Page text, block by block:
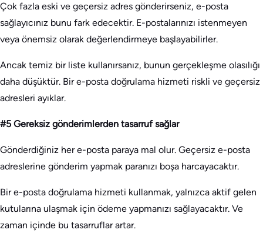
Çok fazla eski ve geçersiz adres gönderirseniz, e-posta
sağlayıcınız bunu fark edecektir. E-postalarınızı istenmeyen
veya önemsiz olarak değerlendirmeye başlayabilirler.
Ancak temiz bir liste kullanırsanız, bunun gerçekleşme olasılığı
daha düşüktür. Bir e-posta doğrulama hizmeti riskli ve geçersiz
adresleri ayıklar.
#5 Gereksiz gönderimlerden tasarruf sağlar
Gönderdiğiniz her e-posta paraya mal olur. Geçersiz e-posta
adreslerine gönderim yapmak paranızı boşa harcayacaktır.
Bir e-posta doğrulama hizmeti kullanmak, yalnızca aktif gelen
kutularına ulaşmak için ödeme yapmanızı sağlayacaktır. Ve
zaman içinde bu tasarruflar artar.